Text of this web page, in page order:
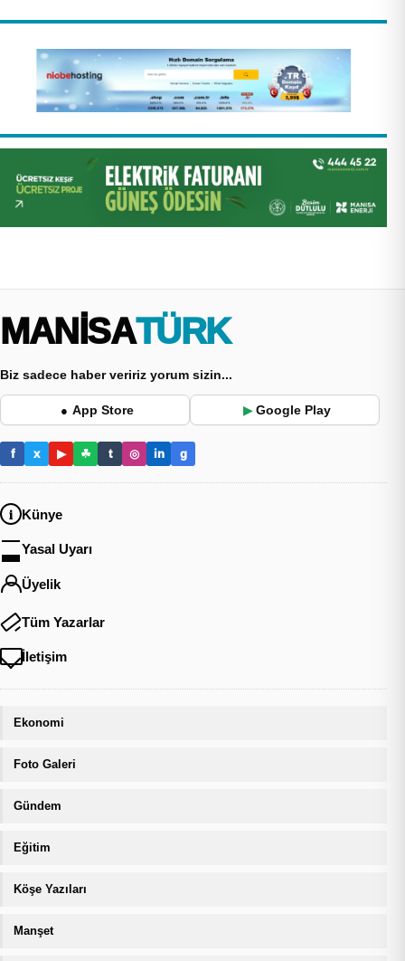
MANİSA TÜRK
Biz sadece haber veririz yorum sizin...
● App Store ▶ Google Play
f x ▶ ☘ t ◎ in g
Künye
Yasal Uyarı
Üyelik
Tüm Yazarlar
İletişim
Ekonomi
Foto Galeri
Gündem
Eğitim
Köşe Yazıları
Manşet